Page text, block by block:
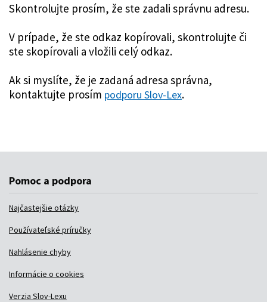
Skontrolujte prosím, že ste zadali správnu adresu.
V prípade, že ste odkaz kopírovali, skontrolujte či
ste skopírovali a vložili celý odkaz.
Ak si myslíte, že je zadaná adresa správna,
kontaktujte prosím podporu Slov-Lex.
Pomoc a podpora
Najčastejšie otázky
Používateľské príručky
Nahlásenie chyby
Informácie o cookies
Verzia Slov-Lexu